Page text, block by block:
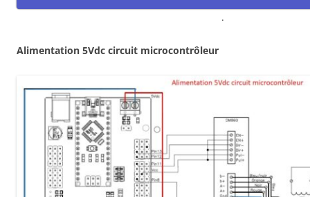
.
Alimentation 5Vdc circuit microcontrôleur